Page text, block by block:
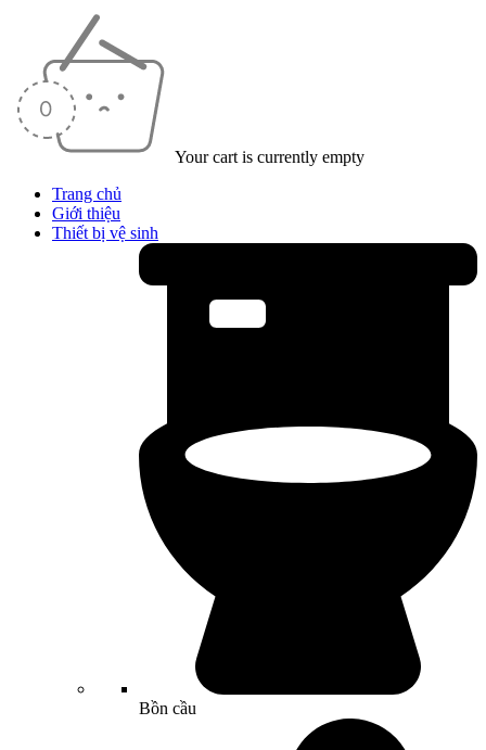
Your cart is currently empty
Trang chủ
Giới thiệu
Thiết bị vệ sinh
Bồn cầu